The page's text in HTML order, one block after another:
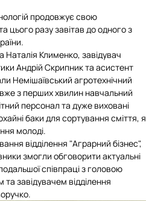
продовжує свою
цього разу завітав до одного з
Наталія Клименко, завідувач
Андрій Скрипник та асистент
Немішаївський агротехнічний
з перших хвилин навчальний
персонал та дуже виховані
баки для сортування сміття,
молоді.
відділення "Аграрний бізнес",
змогли обговорити актуальні
співпраці з головою
та завідувачем відділення